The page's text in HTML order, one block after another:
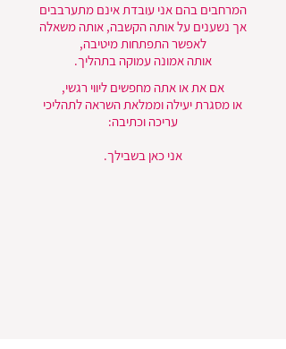
המרחבים בהם אני עובדת אינם מתערבבים
אך נשענים על אותה הקשבה, אותה משאלה
לאפשר התפתחות מיטיבה,
אותה אמונה עמוקה בתהליך.
אם את או אתה מחפשים ליווי רגשי,
או מסגרת יעילה וממלאת השראה לתהליכי
עריכה וכתיבה:
אני כאן בשבילך.